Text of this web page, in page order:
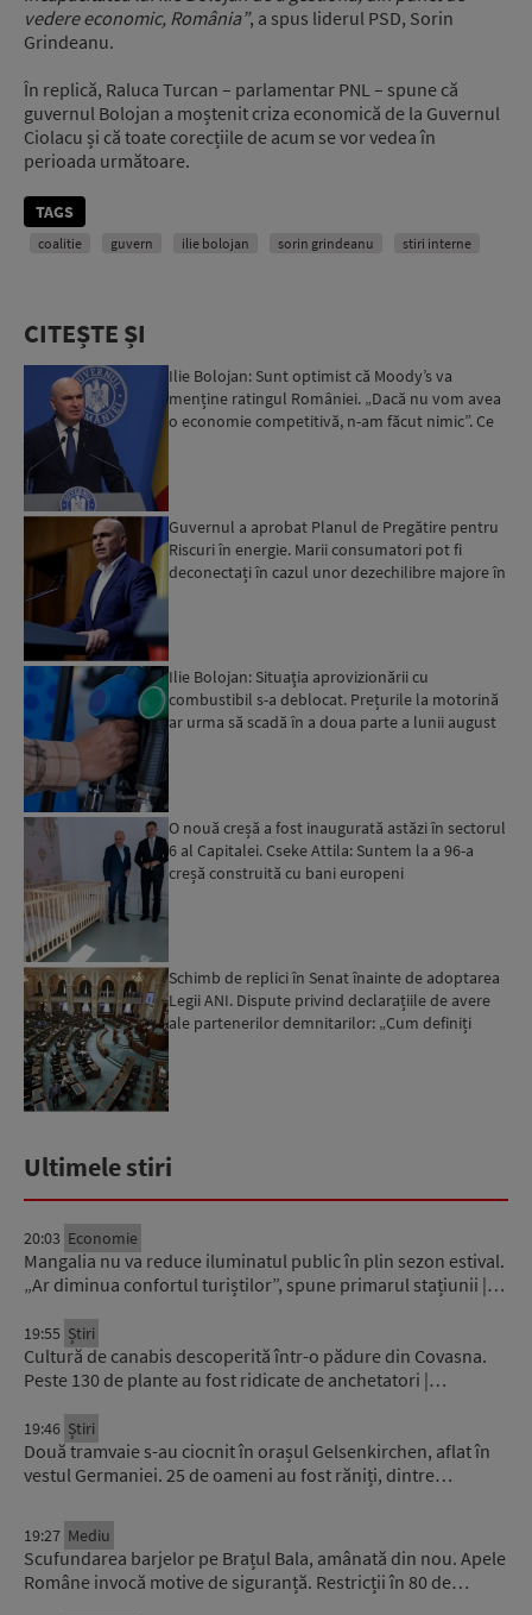
vedere economic, România”, a spus liderul PSD, Sorin
Grindeanu.
În replică, Raluca Turcan – parlamentar PNL – spune că
guvernul Bolojan a moștenit criza economică de la Guvernul
Ciolacu și că toate corecțiile de acum se vor vedea în
perioada următoare.
TAGS
coalitie guvern ilie bolojan sorin grindeanu stiri interne
CITEȘTE ȘI
Ilie Bolojan: Sunt optimist că Moody’s va
menține ratingul României. „Dacă nu vom avea
o economie competitivă, n-am făcut nimic”. Ce
Guvernul a aprobat Planul de Pregătire pentru
Riscuri în energie. Marii consumatori pot fi
deconectați în cazul unor dezechilibre majore în
Ilie Bolojan: Situaţia aprovizionării cu
combustibil s-a deblocat. Prețurile la motorină
ar urma să scadă în a doua parte a lunii august
O nouă creșă a fost inaugurată astăzi în sectorul
6 al Capitalei. Cseke Attila: Suntem la a 96-a
creșă construită cu bani europeni
Schimb de replici în Senat înainte de adoptarea
Legii ANI. Dispute privind declarațiile de avere
ale partenerilor demnitarilor: „Cum definiți
Ultimele stiri
20:03 Economie
Mangalia nu va reduce iluminatul public în plin sezon estival.
„Ar diminua confortul turiștilor”, spune primarul stațiunii |…
19:55 Știri
Cultură de canabis descoperită într-o pădure din Covasna.
Peste 130 de plante au fost ridicate de anchetatori |…
19:46 Știri
Două tramvaie s-au ciocnit în orașul Gelsenkirchen, aflat în
vestul Germaniei. 25 de oameni au fost răniți, dintre…
19:27 Mediu
Scufundarea barjelor pe Brațul Bala, amânată din nou. Apele
Române invocă motive de siguranță. Restricții în 80 de…